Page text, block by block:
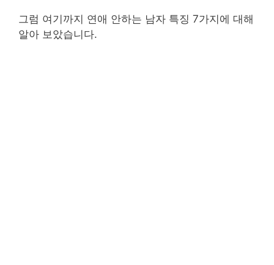
그럼 여기까지 연애 안하는 남자 특징 7가지에 대해
알아 보았습니다.